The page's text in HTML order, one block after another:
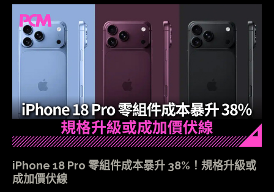
iPhone 18 Pro 零組件成本暴升 38%！規格升級或
成加價伏線